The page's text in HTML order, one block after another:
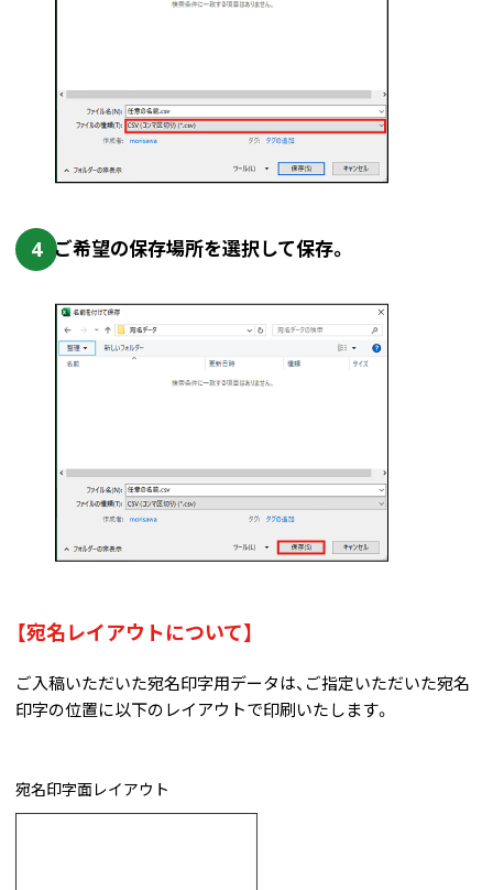
4 ご希望の保存場所を選択して保存。
【宛名レイアウトについて】
ご入稿いただいた宛名印字用データは、ご指定いただいた宛名
印字の位置に以下のレイアウトで印刷いたします。
宛名印字面レイアウト